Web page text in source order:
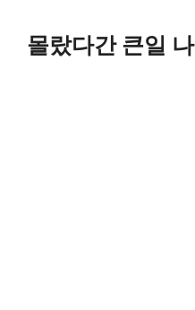
몰랐다간 큰일 나